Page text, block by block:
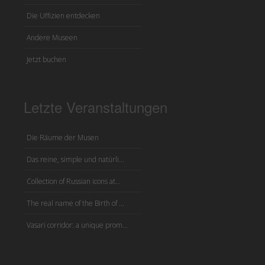
Die Uffizien entdecken
Andere Museen
Jetzt buchen
Letzte Veranstaltungen
Die Räume der Musen
Das reine, simple und natürli...
Collection of Russian icons at...
The real name of the Birth of ...
Vasari corridor: a unique prom...